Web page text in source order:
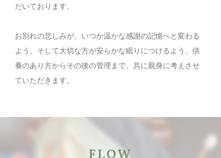
だいております。
お別れの悲しみが、いつか温かな感謝の記憶へと変わる
よう、そして大切な方が安らかな眠りにつけるよう、供
養のあり方からその後の管理まで、共に親身に考えさせ
ていただきます。
FLOW